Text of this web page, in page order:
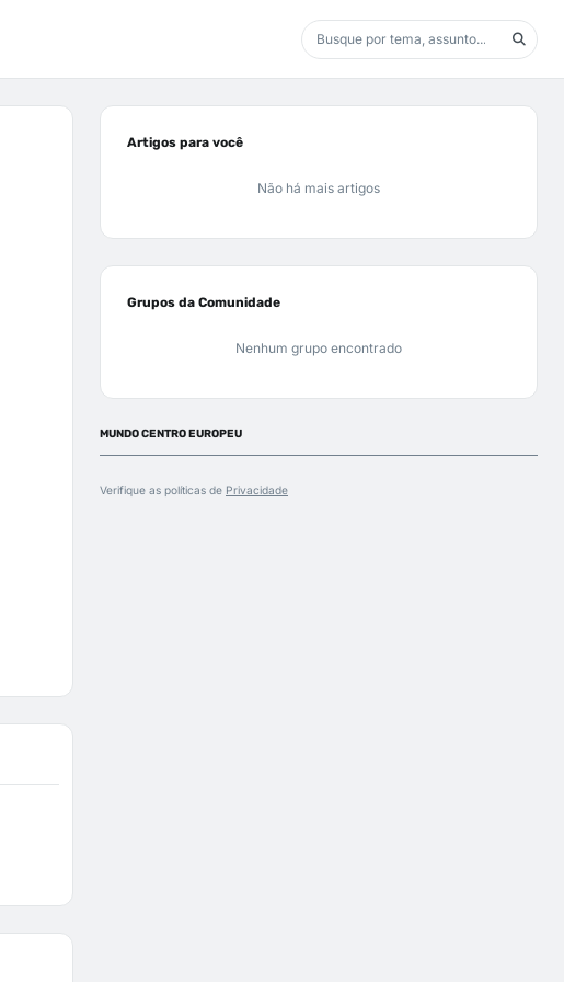
Artigos para você
Não há mais artigos
Grupos da Comunidade
Nenhum grupo encontrado
MUNDO CENTRO EUROPEU
Verifique as políticas de Privacidade